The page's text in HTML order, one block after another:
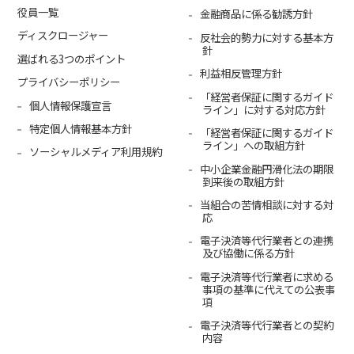
役員一覧
ディスクロージャー
選ばれる3つのポイント
プライバシーポリシー
個人情報保護宣言
特定個人情報基本方針
ソーシャルメディア利用規約
金融商品に係る勧誘方針
反社会的勢力に対する基本方
針
利益相反管理方針
「経営者保証に関するガイド
ライン」に対する対応方針
「経営者保証に関するガイド
ライン」への取組方針
中小企業金融円滑化法の期限
到来後の取組方針
当組合の苦情相談に対する対
応
電子決済等代行業者との連携
及び協働に係る方針
電子決済等代行業者に求める
事項の基準に代えての公表事
項
電子決済等代行業者との契約
内容